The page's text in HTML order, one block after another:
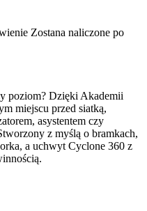
Zostana naliczone po
poziom? Dzięki Akademii
miejscu przed siatką,
asystentem czy
z myślą o bramkach,
a uchwyt Cyclone 360 z